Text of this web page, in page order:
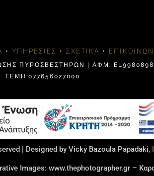
• ΥΠΗΡΕΣΊΕΣ • ΣΧΕΤΙΚΆ •
ΠΥΡΟΣΒΕΣΤΗΡΩΝ | ΑΦΜ:
ΓΕΜΗ:077656027000
| Designed by Vicky Bazoula Papadaki,
Images: www.thephotographer.gr –